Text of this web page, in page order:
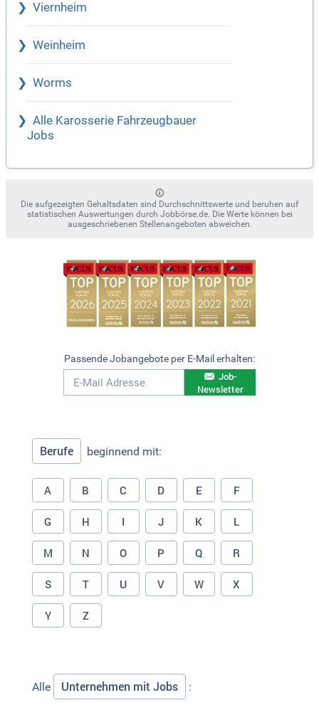
Viernheim
Weinheim
Worms
Alle Karosserie Fahrzeugbauer
Jobs
Die aufgezeigten Gehaltsdaten sind Durchschnittswerte und beruhen auf
statistischen Auswertungen durch Jobbörse.de. Die Werte können bei
ausgeschriebenen Stellenangeboten abweichen.
Passende Jobangebote per E-Mail erhalten:
Job-
Newsletter
Berufe beginnend mit:
A B C D E F
G H I J K L
M N O P Q R
S T U V W X
Y Z
Alle Unternehmen mit Jobs :